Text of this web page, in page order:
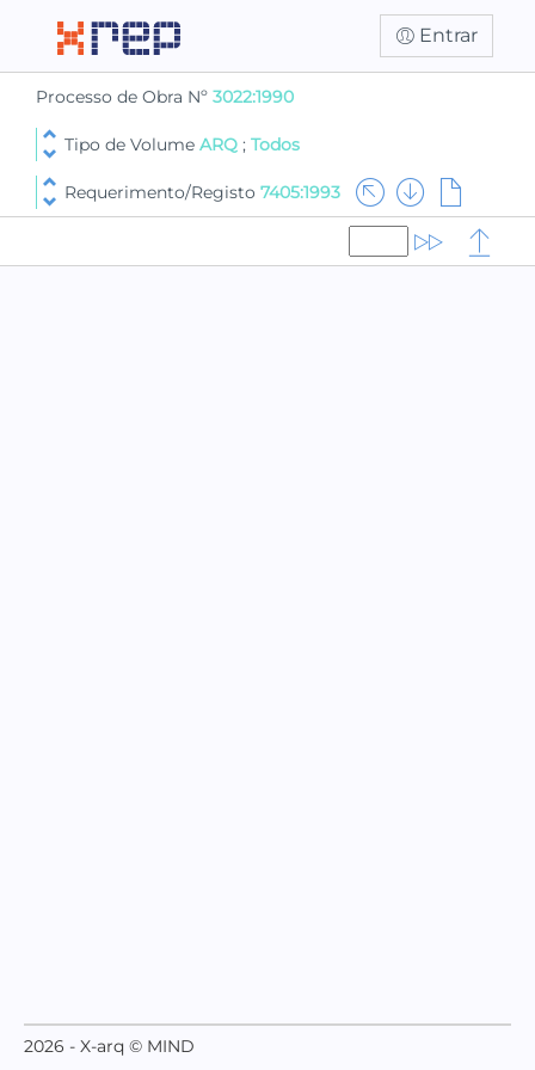
Entrar
Processo de Obra Nº 3022:1990
Tipo de Volume ARQ ; Todos
Requerimento/Registo 7405:1993
2026 - X-arq © MIND